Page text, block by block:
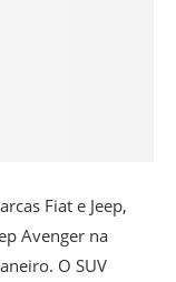
Fiat e Jeep,
Avenger na
O SUV